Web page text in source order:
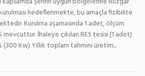
hedeflenmekte, bu amaçla fizibilite
Kurulma aşamasında 1 adet, ölçüm
mevcuttur. İhaleye çıkılan RES tesisi (1 adet)
Kw) Yıllık toplam tahmini üretim...